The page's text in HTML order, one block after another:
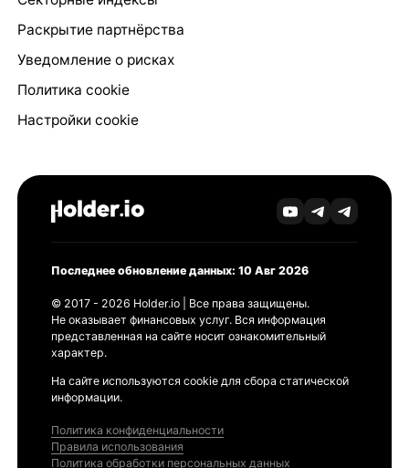
Раскрытие партнёрства
Уведомление о рисках
Политика cookie
Настройки cookie
Последнее обновление данных: 10 Авг 2026
© 2017 - 2026 Holder.io | Все права защищены.
Не оказывает финансовых услуг. Вся информация
представленная на сайте носит ознакомительный
характер.
На сайте используются cookie для сбора статической
информации.
Политика конфиденциальности
Правила использования
Политика обработки персональных данных